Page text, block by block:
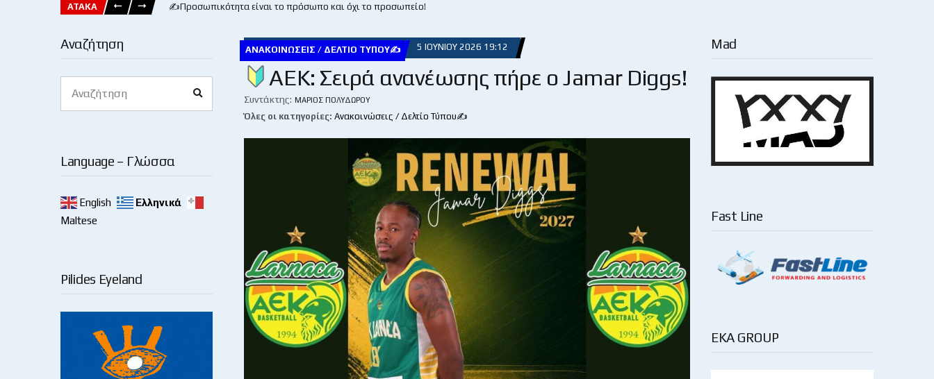
ΑΤΑΚΑ ✍️Προσωπικότητα είναι το πρόσωπο και όχι το προσωπείο!
Αναζήτηση
for:
Language – Γλώσσα
English
Ελληνικά
Maltese
Pilides Eyeland
ΑΝΑΚΟΙΝΏΣΕΙΣ / ΔΕΛΤΊΟ ΤΎΠΟΥ✍ 5 ΙΟΥΝΊΟΥ 2026 19:12
ΑΕΚ: Σειρά ανανέωσης πήρε ο Jamar Diggs!
Συντάκτης: ΜΆΡΙΟΣ ΠΟΛΥΔΏΡΟΥ
Όλες οι κατηγορίες: Ανακοινώσεις / Δελτίο Τύπου✍
Mad
Fast Line
EKA GROUP